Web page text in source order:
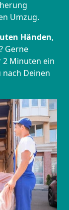
Umzug.
Händen,
Gerne
Minuten ein
Deinen